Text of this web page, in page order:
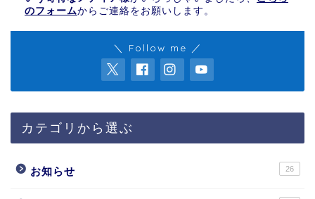
のフォームからご連絡をお願いします。
＼ Follow me ／
カテゴリから選ぶ
お知らせ 26